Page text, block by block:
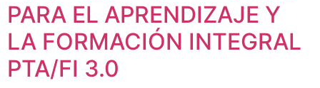
PARA EL APRENDIZAJE Y
LA FORMACIÓN INTEGRAL
PTA/FI 3.0